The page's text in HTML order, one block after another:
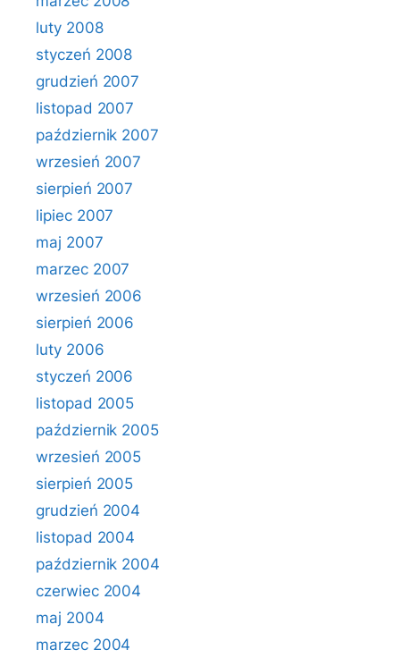
luty 2008
styczeń 2008
grudzień 2007
listopad 2007
październik 2007
wrzesień 2007
sierpień 2007
lipiec 2007
maj 2007
marzec 2007
wrzesień 2006
sierpień 2006
luty 2006
styczeń 2006
listopad 2005
październik 2005
wrzesień 2005
sierpień 2005
grudzień 2004
listopad 2004
październik 2004
czerwiec 2004
maj 2004
marzec 2004